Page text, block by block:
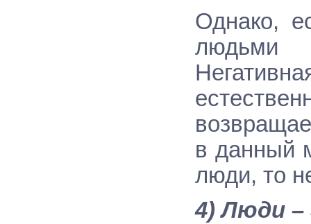
Однако,
людьми
в данный
люди, то
4) Люди –